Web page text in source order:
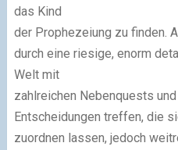
das Kind
der Prophezeiung zu finden.
durch eine riesige, enorm
Welt mit
zahlreichen Nebenquests
Entscheidungen treffen, die
zuordnen lassen, jedoch